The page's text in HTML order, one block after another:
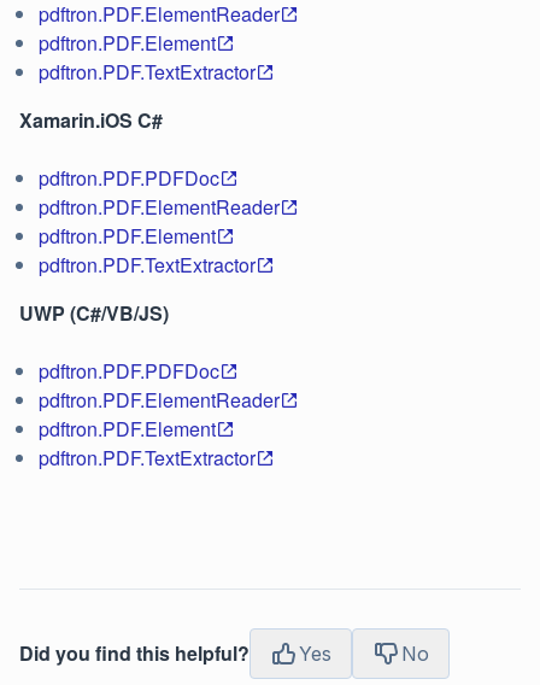
pdftron.PDF.ElementReader
pdftron.PDF.Element
pdftron.PDF.TextExtractor
Xamarin.iOS C#
pdftron.PDF.PDFDoc
pdftron.PDF.ElementReader
pdftron.PDF.Element
pdftron.PDF.TextExtractor
UWP (C#/VB/JS)
pdftron.PDF.PDFDoc
pdftron.PDF.ElementReader
pdftron.PDF.Element
pdftron.PDF.TextExtractor
Did you find this helpful? Yes No